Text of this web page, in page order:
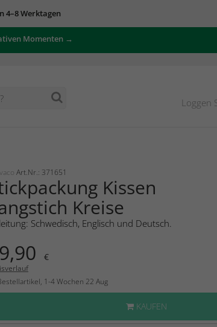
4–8 Werktagen
Momenten →
Loggen
Art.Nr.: 371651
Kissen
Kreise
Schwedisch, Englisch und Deutsch.
€
1-4 Wochen 22 Aug
KAUFEN